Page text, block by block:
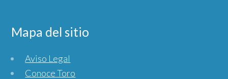
Mapa del sitio
Aviso Legal
Conoce Toro